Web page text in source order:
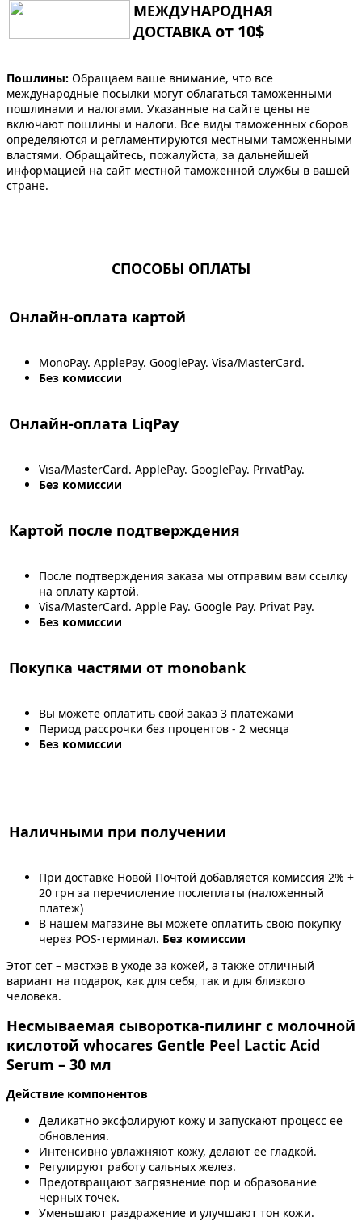
МЕЖДУНАРОДНАЯ
ДОСТАВКА от 10$
Пошлины: Обращаем ваше внимание, что все
международные посылки могут облагаться таможенными
пошлинами и налогами. Указанные на сайте цены не
включают пошлины и налоги. Все виды таможенных сборов
определяются и регламентируются местными таможенными
властями. Обращайтесь, пожалуйста, за дальнейшей
информацией на сайт местной таможенной службы в вашей
стране.
СПОСОБЫ ОПЛАТЫ
Онлайн-оплата картой
MonoPay. ApplePay. GooglePay. Visa/MasterCard.
Без комиссии
Онлайн-оплата LiqPay
Visa/MasterCard. ApplePay. GooglePay. PrivatPay.
Без комиссии
Картой после подтверждения
После подтверждения заказа мы отправим вам ссылку
на оплату картой.
Visa/MasterCard. Apple Pay. Google Pay. Privat Pay.
Без комиссии
Покупка частями от monobank
Вы можете оплатить свой заказ 3 платежами
Период рассрочки без процентов - 2 месяца
Без комиссии
Наличными при получении
При доставке Новой Почтой добавляется комиссия 2% +
20 грн за перечисление послеплаты (наложенный
платёж)
В нашем магазине вы можете оплатить свою покупку
через POS-терминал. Без комиссии
Этот сет – мастхэв в уходе за кожей, а также отличный
вариант на подарок, как для себя, так и для близкого
человека.
Несмываемая сыворотка-пилинг с молочной
кислотой whocares Gentle Peel Lactic Acid
Serum – 30 мл
Действие компонентов
Деликатно эксфолируют кожу и запускают процесс ее
обновления.
Интенсивно увлажняют кожу, делают ее гладкой.
Регулируют работу сальных желез.
Предотвращают загрязнение пор и образование
черных точек.
Уменьшают раздражение и улучшают тон кожи.